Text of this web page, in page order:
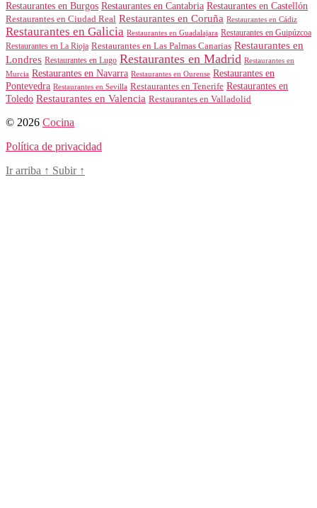
Restaurantes en Burgos Restaurantes en Cantabria Restaurantes en Castellón
Restaurantes en Ciudad Real Restaurantes en Coruña Restaurantes en Cádiz
Restaurantes en Galicia Restaurantes en Guadalajara Restaurantes en Guipúzcoa
Restaurantes en La Rioja Restaurantes en Las Palmas Canarias Restaurantes en
Londres Restaurantes en Lugo Restaurantes en Madrid Restaurantes en
Murcia Restaurantes en Navarra Restaurantes en Ourense Restaurantes en
Pontevedra Restaurantes en Sevilla Restaurantes en Tenerife Restaurantes en
Toledo Restaurantes en Valencia Restaurantes en Valladolid
© 2026 Cocina
Política de privacidad
Ir arriba ↑ Subir ↑